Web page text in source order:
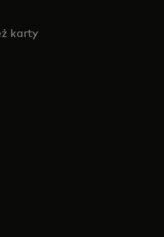
karty
tab